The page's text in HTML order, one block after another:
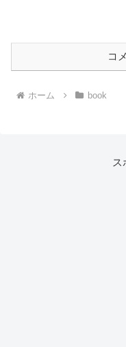
コ
ホーム book
ス